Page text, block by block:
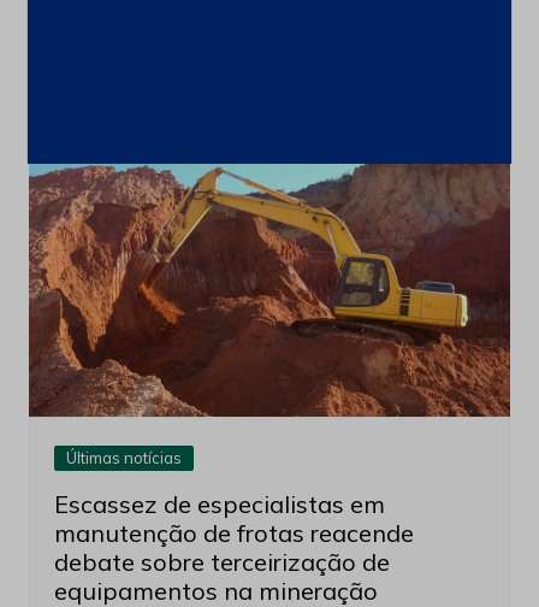
Últimas notícias
Escassez de especialistas em
manutenção de frotas reacende
debate sobre terceirização de
equipamentos na mineração